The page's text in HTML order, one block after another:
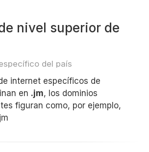
nivel superior de
del país
internet específicos de
en .jm, los dominios
figuran como, por ejemplo,